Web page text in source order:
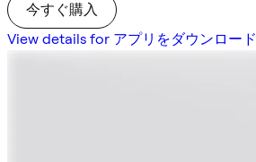
今すぐ購入
View details for アプリをダウンロード